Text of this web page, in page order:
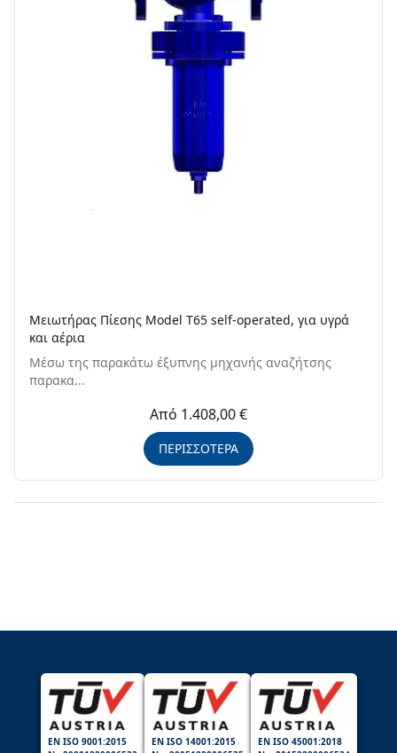
Μειωτήρας Πίεσης Model T65 self-operated, για υγρά
και αέρια
Μέσω της παρακάτω έξυπνης μηχανής αναζήτσης
παρακα...
Από 1.408,00 €
ΠΕΡΙΣΣΟΤΕΡΑ
EN ISO 9001:2015
EN ISO 14001:2015
EN ISO 45001:2018